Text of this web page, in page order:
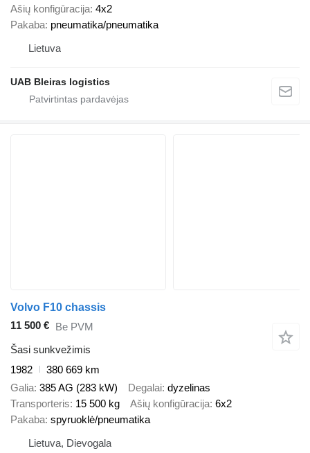
Ašių konfigūracija 4x2
Pakaba pneumatika/pneumatika
Lietuva
UAB Bleiras logistics
Volvo F10 chassis
11 500 € Be PVM
Šasi sunkvežimis
1982
380 669 km
Galia 385 AG (283 kW) Degalai dyzelinas
Transporteris 15 500 kg Ašių konfigūracija 6x2
Pakaba spyruoklė/pneumatika
Lietuva, Dievogala